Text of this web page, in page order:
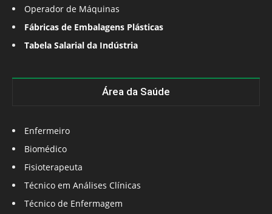
Operador de Máquinas
Fábricas de Embalagens Plásticas
Tabela Salarial da Indústria
Área da Saúde
Enfermeiro
Biomédico
Fisioterapeuta
Técnico em Análises Clínicas
Técnico de Enfermagem